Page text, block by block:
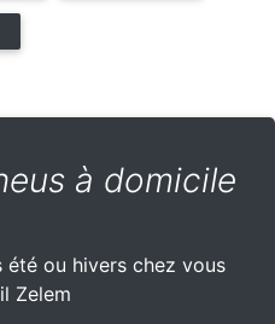
à domicile
été ou hivers chez vous
Zelem